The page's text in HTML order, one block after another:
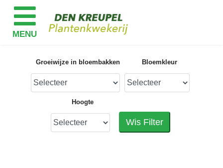
Groeiwijze in bloembakken Bloemkleur
Hoogte
Wis Filter